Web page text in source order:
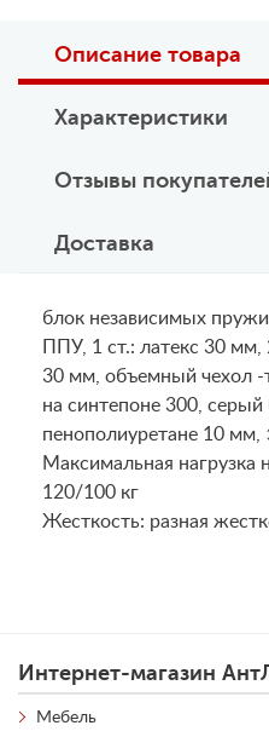
Описание товара
Характеристики
Отзывы
Доставка
блок независимых
ППУ, 1 ст.: латекс 30 мм,
30 мм, объемный чехол -
на синтепоне 300, серый
пенополиуретане 10
Maксимальная нагрузка
120/100 кг
Жесткость: разная
Интернет-магазин
Мебель